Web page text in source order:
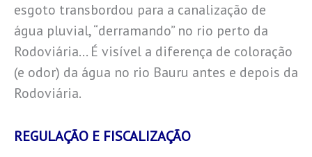
esgoto transbordou para a canalização de
água pluvial, “derramando” no rio perto da
Rodoviária… É visível a diferença de coloração
(e odor) da água no rio Bauru antes e depois da
Rodoviária.
REGULAÇÃO E FISCALIZAÇÃO